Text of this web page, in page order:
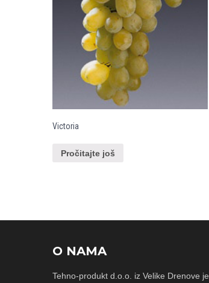
Victoria
Pročitajte još
O NAMA
Tehno-produkt d.o.o. iz Velike Drenove je